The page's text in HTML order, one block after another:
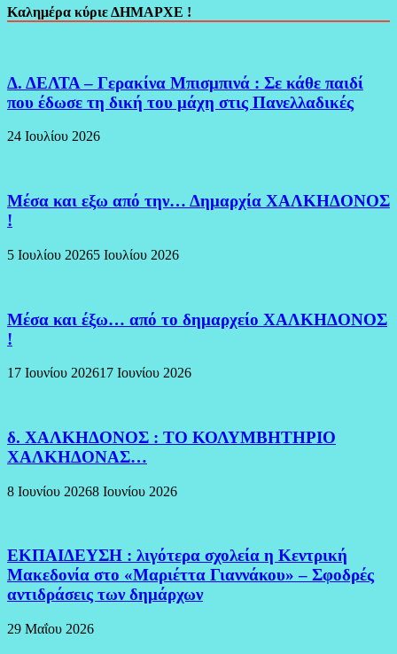
Καλημέρα κύριε ΔΗΜΑΡΧΕ !
Δ. ΔΕΛΤΑ – Γερακίνα Μπισμπινά : Σε κάθε παιδί
που έδωσε τη δική του μάχη στις Πανελλαδικές
24 Ιουλίου 2026
Μέσα και εξω από την… Δημαρχία ΧΑΛΚΗΔΟΝΟΣ
!
5 Ιουλίου 20265 Ιουλίου 2026
Μέσα και έξω… από το δημαρχείο ΧΑΛΚΗΔΟΝΟΣ
!
17 Ιουνίου 202617 Ιουνίου 2026
δ. ΧΑΛΚΗΔΟΝΟΣ : ΤΟ ΚΟΛΥΜΒΗΤΗΡΙΟ
ΧΑΛΚΗΔΟΝΑΣ…
8 Ιουνίου 20268 Ιουνίου 2026
ΕΚΠΑΙΔΕΥΣΗ : λιγότερα σχολεία η Κεντρική
Μακεδονία στο «Μαριέττα Γιαννάκου» – Σφοδρές
αντιδράσεις των δημάρχων
29 Μαΐου 2026